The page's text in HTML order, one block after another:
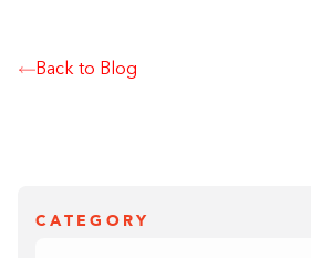
Back to Blog
CATEGORY